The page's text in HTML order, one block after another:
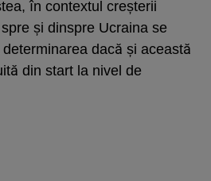
în contextul creșterii
și dinspre Ucraina se
dacă și această
din start la nivel de